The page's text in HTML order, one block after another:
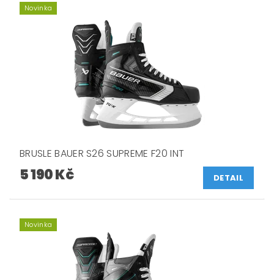
Novinka
BRUSLE BAUER S26 SUPREME F20 INT
5 190 Kč DETAIL
Novinka